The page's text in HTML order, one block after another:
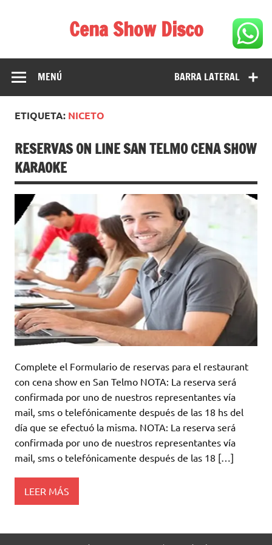
Cena Show Disco
Cena Show Disco – DISCO CENA SHOW GUIA DE
RESTAURANTES
BARRA LATERAL
MENÚ
ETIQUETA: NICETO
RESERVAS ON LINE SAN TELMO CENA SHOW
KARAOKE
Complete el Formulario de reservas para el restaurant
con cena show en San Telmo NOTA: La reserva será
confirmada por uno de nuestros representantes vía
mail, sms o telefónicamente después de las 18 hs del
día que se efectuó la misma. NOTA: La reserva será
confirmada por uno de nuestros representantes vía
mail, sms o telefónicamente después de las 18 […]
LEER MÁS